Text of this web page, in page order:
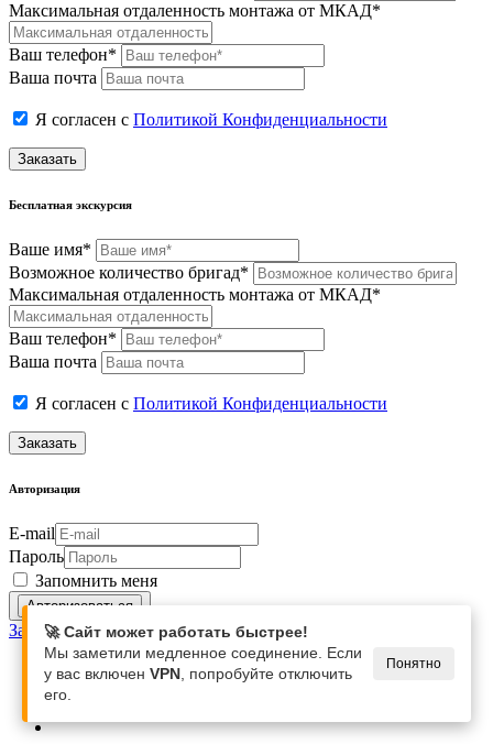
Максимальная отдаленность монтажа от МКАД*
Ваш телефон*
Ваша почта
Я согласен с Политикой Конфиденциальности
Заказать
Бесплатная экскурсия
Ваше имя*
Возможное количество бригад*
Максимальная отдаленность монтажа от МКАД*
Ваш телефон*
Ваша почта
Я согласен с Политикой Конфиденциальности
Заказать
Авторизация
E-mail
Пароль
Запомнить меня
Забыли свой пароль?
🚀 Сайт может работать быстрее!
Мы заметили медленное соединение. Если
у вас включен VPN , попробуйте отключить
его.
Понятно